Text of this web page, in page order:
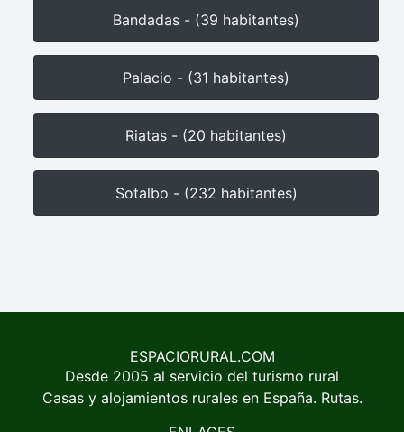
Bandadas - (39 habitantes)
Palacio - (31 habitantes)
Riatas - (20 habitantes)
Sotalbo - (232 habitantes)
ESPACIORURAL.COM
Desde 2005 al servicio del turismo rural
Casas y alojamientos rurales en España. Rutas.